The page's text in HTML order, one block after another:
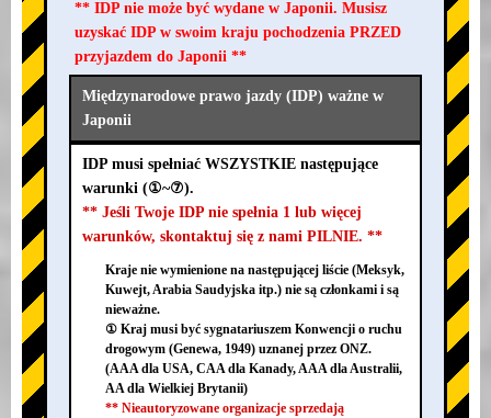
** IDP nie może być wydane w Japonii. Musisz
uzyskać IDP w swoim kraju pochodzenia PRZED
przyjazdem do Japonii **
Międzynarodowe prawo jazdy (IDP) ważne w
Japonii
IDP musi spełniać WSZYSTKIE następujące
warunki (①~⑦).
** Jeśli Twoje IDP nie spełnia 1 lub więcej
warunków, skontaktuj się z nami PILNIE. **
Kraje nie wymienione na następującej liście (Meksyk,
Kuwejt, Arabia Saudyjska itp.) nie są członkami i są
nieważne.
① Kraj musi być sygnatariuszem Konwencji o ruchu
drogowym (Genewa, 1949) uznanej przez ONZ.
(AAA dla USA, CAA dla Kanady, AAA dla Australii,
AA dla Wielkiej Brytanii)
** Nieautoryzowane organizacje sprzedają